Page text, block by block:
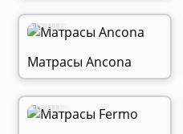
6 шт.
Матрасы Ancona
6 шт.